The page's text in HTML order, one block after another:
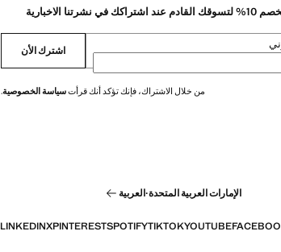
في نشرتنا الاخبارية
اشترك الأن
من خلال الاشتراك، فإنك تؤكد أنك قرأتسياسة الخصوصية.
الإمارات العربية المتحدة·العربية
YOUTUBE
TIKTOK
SPOTIFY
PINTEREST
X
LINKEDIN